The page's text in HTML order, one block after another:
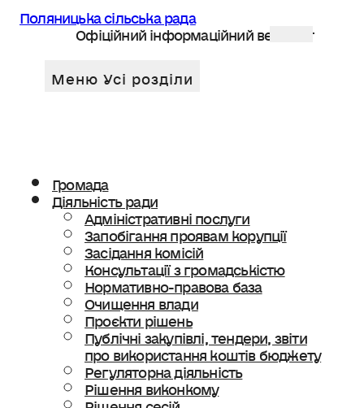
Поляницька сільська рада
Офіційний інформаційний веб сайт
Громада
Діяльність ради
Адміністративні послуги
Запобігання проявам корупції
Засідання комісій
Консультації з громадськістю
Нормативно-правова база
Очищення влади
Проєкти рішень
Публічні закупівлі, тендери, звіти
про використання коштів бюджету
Регуляторна діяльність
Рішення виконкому